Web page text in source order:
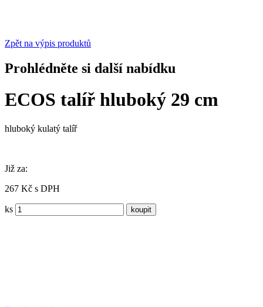
Zpět na výpis produktů
Prohlédněte si další nabídku
ECOS talíř hluboký 29 cm
hluboký kulatý talíř
Již za:
267 Kč s DPH
ks